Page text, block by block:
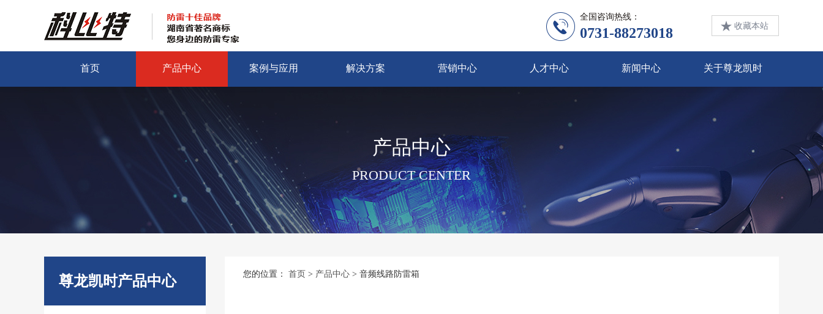
全国咨询热线：
0731-88273018 收藏本站
首页 产品中心 案例与应用 解决方案 营销中心 人才中心 新闻中心 关于尊龙凯时
产品中心
PRODUCT CENTER
尊龙凯时产品中心 您的位置： 首页 > 产品中心 > 音频线路防雷箱